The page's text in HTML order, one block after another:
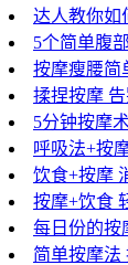
达人教你如
5个简单腹
按摩瘦腰简
揉捏按摩
5分钟按摩
呼吸法+按
饮食+按摩
按摩+饮食
每日份的按
简单按摩法